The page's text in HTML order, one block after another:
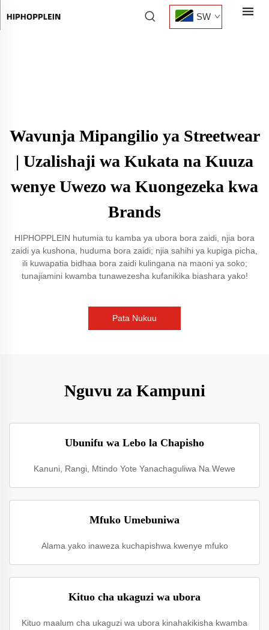
SW
Wavunja Mipangilio ya Streetwear
| Uzalishaji wa Kukata na Kuuza
wenye Uwezo wa Kuongezeka kwa
Brands
HIPHOPPLEIN hutumia tu kamba ya ubora bora zaidi, njia bora
zaidi ya kushona, huduma bora zaidi; njia sahihi ya kupiga picha,
ili kuwapatia bidhaa bora zaidi kulingana na maoni ya soko;
tunajiamini kwamba tunawezesha kufanikika biashara yako!
Pata Nukuu
Nguvu za Kampuni
Ubunifu wa Lebo la Chapisho
Kanuni, Rangi, Mtindo Yote Yanachaguliwa Na Wewe
Mfuko Umebuniwa
Alama yako inaweza kuchapishwa kwenye mfuko
Kituo cha ukaguzi wa ubora
Kituo maalum cha ukaguzi wa ubora kinahakikisha kwamba